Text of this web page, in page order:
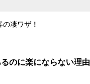
凄ワザ！
のに楽にならない理由